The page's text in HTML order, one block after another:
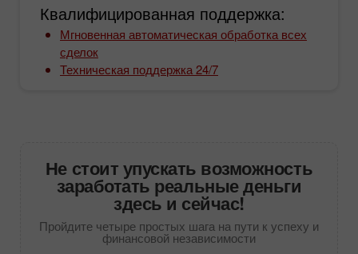
Квалифицированная поддержка:
Мгновенная автоматическая обработка всех
сделок
Техническая поддержка 24/7
Не стоит упускать возможность
заработать реальные деньги
здесь и сейчас!
Пройдите четыре простых шага на пути к успеху и
финансовой независимости